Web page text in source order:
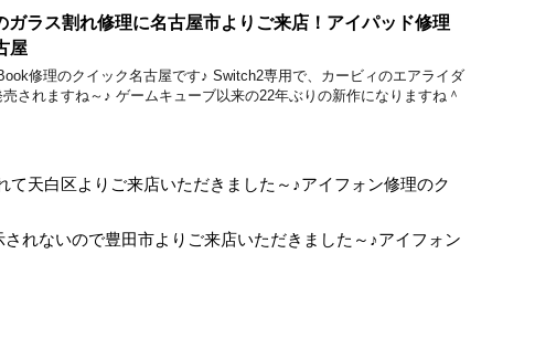
ガラス割れ修理に名古屋市よりご来店！アイパッド修理
屋
修理のクイック名古屋です♪ Switch2専用で、カービィのエアライダ
されますね～♪ ゲームキューブ以来の22年ぶりの新作になりますね＾
て天白区よりご来店いただきました～♪アイフォン修理のク
れないので豊田市よりご来店いただきました～♪アイフォン